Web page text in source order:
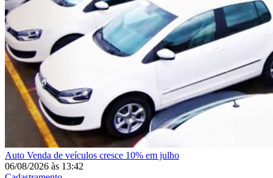
Auto Venda de veículos cresce 10% em julho
06/08/2026 às 13:42